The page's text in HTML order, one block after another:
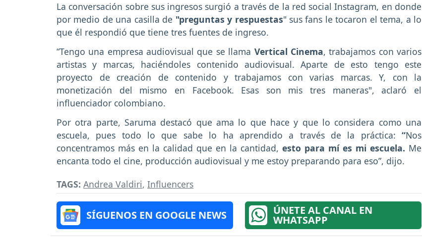
La conversación sobre sus ingresos surgió a través de la red social Instagram, en donde
por medio de una casilla de "preguntas y respuestas" sus fans le tocaron el tema, a lo
que él respondió que tiene tres fuentes de ingreso.
“Tengo una empresa audiovisual que se llama Vertical Cinema, trabajamos con varios
artistas y marcas, haciéndoles contenido audiovisual. Aparte de esto tengo este
proyecto de creación de contenido y trabajamos con varias marcas. Y, con la
monetización del mismo en Facebook. Esas son mis tres maneras", aclaró el
influenciador colombiano.
Por otra parte, Saruma destacó que ama lo que hace y que lo considera como una
escuela, pues todo lo que sabe lo ha aprendido a través de la práctica: “Nos
concentramos más en la calidad que en la cantidad, esto para mí es mi escuela. Me
encanta todo el cine, producción audiovisual y me estoy preparando para eso”, dijo.
TAGS: Andrea Valdiri, Influencers
SÍGUENOS EN GOOGLE NEWS ÚNETE AL CANAL EN
WHATSAPP